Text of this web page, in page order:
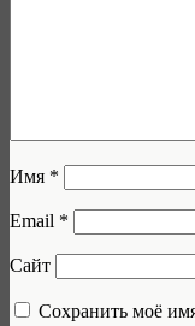
Имя *
Email *
Сайт
Сохранить моё